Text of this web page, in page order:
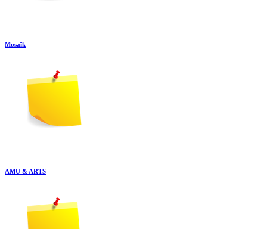
Mosaïk
AMU & ARTS